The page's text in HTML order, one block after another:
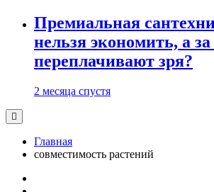
Премиальная
нельзя экономить, а за
переплачивают зря?
2 месяца спустя
Главная
совместимость растений